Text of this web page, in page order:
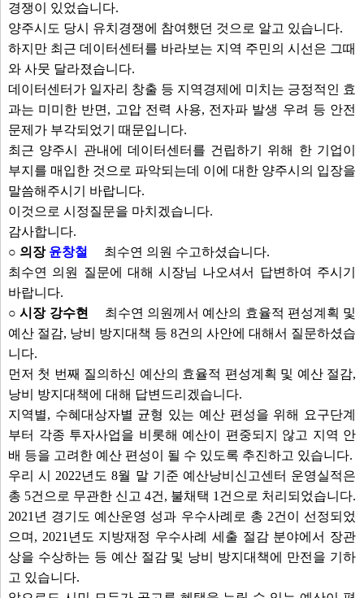
경쟁이 있었습니다.
양주시도 당시 유치경쟁에 참여했던 것으로 알고 있습니다.
하지만 최근 데이터센터를 바라보는 지역 주민의 시선은 그때
와 사뭇 달라졌습니다.
데이터센터가 일자리 창출 등 지역경제에 미치는 긍정적인 효
과는 미미한 반면, 고압 전력 사용, 전자파 발생 우려 등 안전
문제가 부각되었기 때문입니다.
최근 양주시 관내에 데이터센터를 건립하기 위해 한 기업이
부지를 매입한 것으로 파악되는데 이에 대한 양주시의 입장을
말씀해주시기 바랍니다.
이것으로 시정질문을 마치겠습니다.
감사합니다.
○ 의장 윤창철
최수연 의원 수고하셨습니다.
최수연 의원 질문에 대해 시장님 나오셔서 답변하여 주시기
바랍니다.
○ 시장 강수현
최수연 의원께서 예산의 효율적 편성계획 및
예산 절감, 낭비 방지대책 등 8건의 사안에 대해서 질문하셨습
니다.
먼저 첫 번째 질의하신 예산의 효율적 편성계획 및 예산 절감,
낭비 방지대책에 대해 답변드리겠습니다.
지역별, 수혜대상자별 균형 있는 예산 편성을 위해 요구단계
부터 각종 투자사업을 비롯해 예산이 편중되지 않고 지역 안
배 등을 고려한 예산 편성이 될 수 있도록 추진하고 있습니다.
우리 시 2022년도 8월 말 기준 예산낭비신고센터 운영실적은
총 5건으로 무관한 신고 4건, 불채택 1건으로 처리되었습니다.
2021년 경기도 예산운영 성과 우수사례로 총 2건이 선정되었
으며, 2021년도 지방재정 우수사례 세출 절감 분야에서 장관
상을 수상하는 등 예산 절감 및 낭비 방지대책에 만전을 기하
고 있습니다.